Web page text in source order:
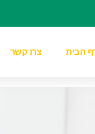
הבית צרו קשר